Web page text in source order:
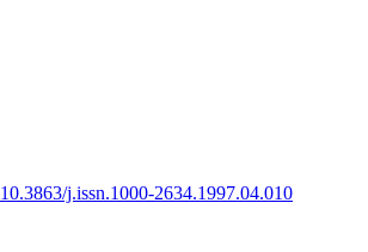
10.3863/j.issn.1000-2634.1997.04.010